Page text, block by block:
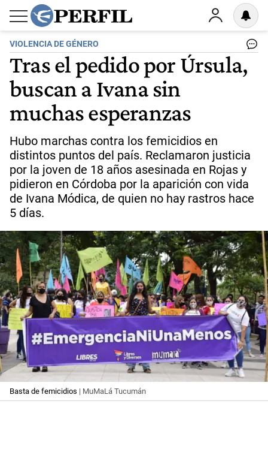
VIOLENCIA DE GÉNERO
Tras el pedido por Úrsula,
buscan a Ivana sin
muchas esperanzas
Hubo marchas contra los femicidios en
distintos puntos del país. Reclamaron justicia
por la joven de 18 años asesinada en Rojas y
pidieron en Córdoba por la aparición con vida
de Ivana Módica, de quien no hay rastros hace
5 días.
Basta de femicidios | MuMaLá Tucumán